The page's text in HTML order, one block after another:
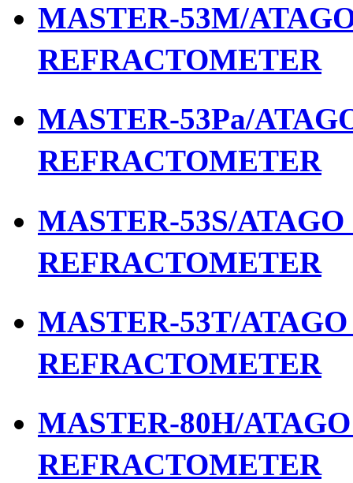
MASTER-53M/
REFRACTOMETER
MASTER-53Pa/
REFRACTOMETER
MASTER-53S/
REFRACTOMETER
MASTER-53T/
REFRACTOMETER
MASTER-80H/
REFRACTOMETER